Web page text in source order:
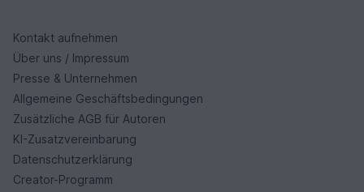
Kontakt aufnehmen
Über uns / Impressum
Presse & Unternehmen
Allgemeine Geschäftsbedingungen
Zusätzliche AGB für Autoren
KI-Zusatzvereinbarung
Datenschutzerklärung
Creator-Programm